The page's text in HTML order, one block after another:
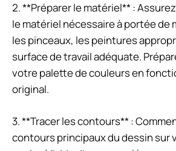
2. **Préparer le matériel** :
le matériel nécessaire à portée de
les pinceaux, les peintures
surface de travail adéquate.
votre palette de couleurs en
original.
3. **Tracer les contours** :
contours principaux du dessin sur